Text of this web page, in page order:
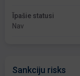
Īpašie statusi
Nav
Sankciju risks